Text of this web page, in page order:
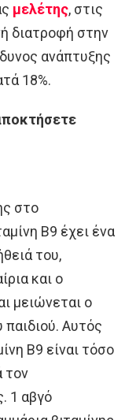
μελέτης, στις
διατροφή στην
ανάπτυξης
18%.
στο
B9 έχει ένα
του,
και ο
μειώνεται ο
Αυτός
Β9 είναι τόσο
τον
1 αβγό